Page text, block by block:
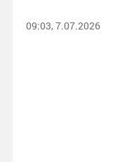
09:03, 7.07.2026